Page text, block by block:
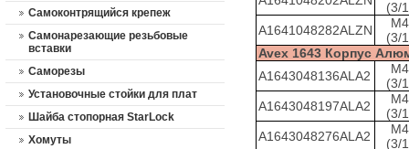
(3/
A1641048282ALZN
(3/
Avex 1643 Корпус
A1643048136ALA2
(3/
A1643048197ALA2
(3/
A1643048276ALA2
(3/
Самоконтрящийся крепеж
Cамонарезающие резьбовые
вставки
Саморезы
Установочные стойки для плат
Шайба стопорная StarLock
Хомуты